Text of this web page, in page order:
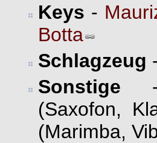
Keys -
Botta
Schlagzeug
Sonstige -
(Saxofon,
(Marimba,